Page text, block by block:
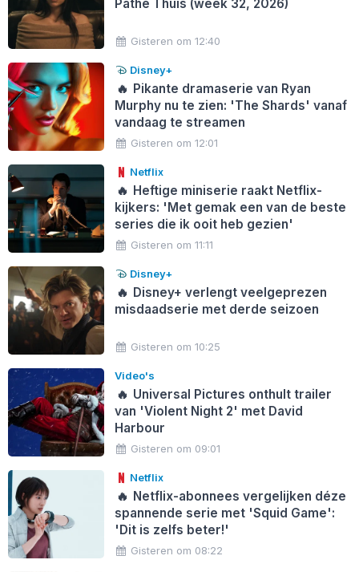
Pathé Thuis (week 32, 2026)
Gisteren om 12:40
Disney+
🔥 Pikante dramaserie van Ryan
Murphy nu te zien: 'The Shards' vanaf
vandaag te streamen
Gisteren om 12:01
Netflix
🔥 Heftige miniserie raakt Netflix-
kijkers: 'Met gemak een van de beste
series die ik ooit heb gezien'
Gisteren om 11:11
Disney+
🔥 Disney+ verlengt veelgeprezen
misdaadserie met derde seizoen
Gisteren om 10:25
Video's
🔥 Universal Pictures onthult trailer
van 'Violent Night 2' met David
Harbour
Gisteren om 09:01
Netflix
🔥 Netflix-abonnees vergelijken déze
spannende serie met 'Squid Game':
'Dit is zelfs beter!'
Gisteren om 08:22